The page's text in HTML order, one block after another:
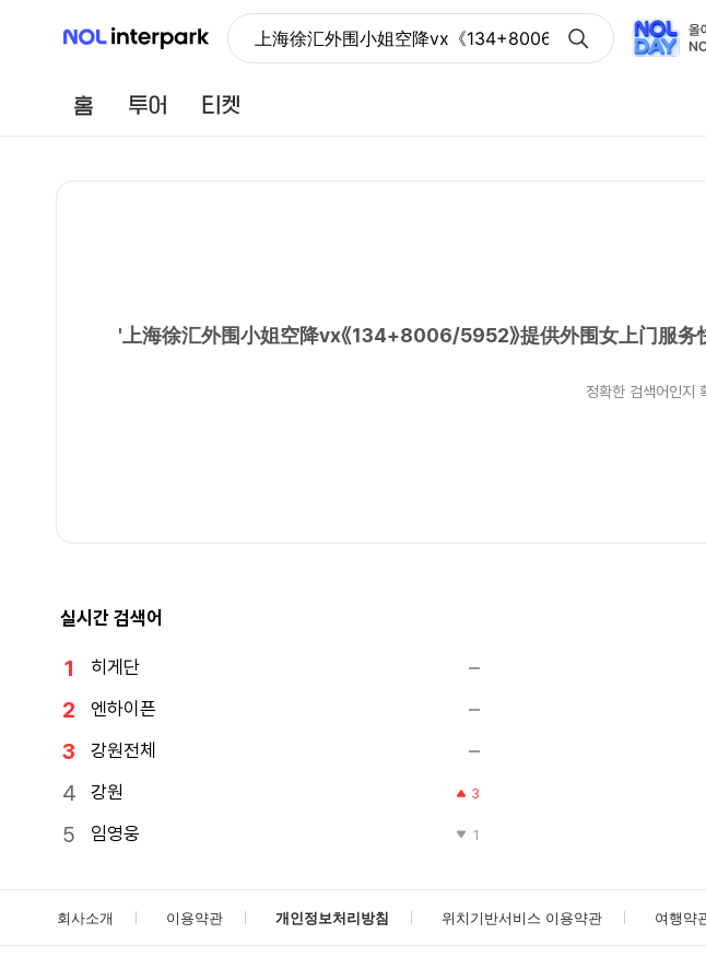
NOL 인터파크 上海徐汇外围小姐空降vx《134+8006/5952》提供外围
홈 투어
' 上海徐汇外围小姐空降vx《134+8006/5952》提供外围女上门服
정확한 검색어인지
실시간 검색어
히게단
엔하이픈
강원전체
강원
3
임영웅 1
회사소개 이용약관 개인정보처리방침 위치기반서비스 이용약관 여행약